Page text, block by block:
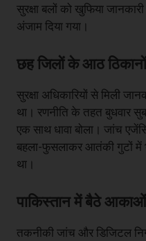
सुरक्षा बलों को खुफिया
अंजाम दिया गया।
छह जिलों के आठ
सुरक्षा अधिकारियों से मिली
था। रणनीति के तहत बुधवार
एक साथ धावा बोला। जांच
बहला-फुसलाकर आतंकी गुटों में
था।
पाकिस्तान में बैठे
तकनीकी जांच और डिजिटल